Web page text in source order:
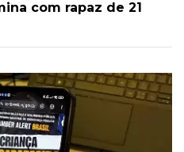
com rapaz de 21